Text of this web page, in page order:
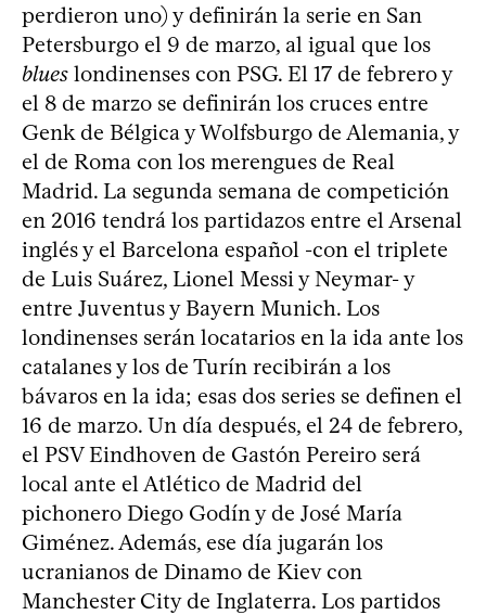
perdieron uno) y definirán la serie en San
Petersburgo el 9 de marzo, al igual que los
blues londinenses con PSG. El 17 de febrero y
el 8 de marzo se definirán los cruces entre
Genk de Bélgica y Wolfsburgo de Alemania, y
el de Roma con los merengues de Real
Madrid. La segunda semana de competición
en 2016 tendrá los partidazos entre el Arsenal
inglés y el Barcelona español -con el triplete
de Luis Suárez, Lionel Messi y Neymar- y
entre Juventus y Bayern Munich. Los
londinenses serán locatarios en la ida ante los
catalanes y los de Turín recibirán a los
bávaros en la ida; esas dos series se definen el
16 de marzo. Un día después, el 24 de febrero,
el PSV Eindhoven de Gastón Pereiro será
local ante el Atlético de Madrid del
pichonero Diego Godín y de José María
Giménez. Además, ese día jugarán los
ucranianos de Dinamo de Kiev con
Manchester City de Inglaterra. Los partidos